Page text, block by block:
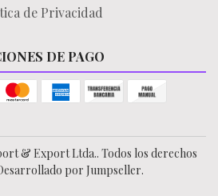
de Privacidad
DE PAGO
& Export Ltda.. Todos los derechos
por Jumpseller.